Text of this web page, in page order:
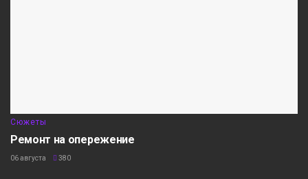
Сюжеты
Ремонт на опережение
06 августа 380